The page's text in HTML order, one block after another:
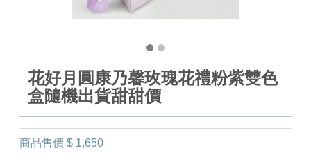
花好月圓康乃馨玫瑰花禮粉紫雙色
盒隨機出貨甜甜價
商品售價 $ 1,650